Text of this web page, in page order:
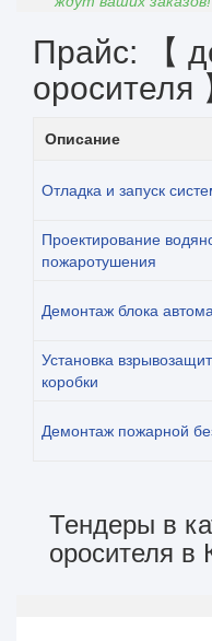
Прайс: 【
оросителя
Описание
Отладка и запуск
Проектирование
пожаротушения
Демонтаж блока
Установка
коробки
Демонтаж пожарной
Тендеры в
оросителя в